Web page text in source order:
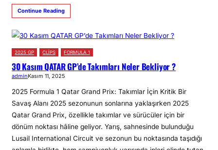
Continue Reading
2025 GP CLİPS FORMULA 1
30 Kasım QATAR GP’de Takımları Neler Bekliyor ?
adminKasım 11, 2025
2025 Formula 1 Qatar Grand Prix: Takımlar İçin Kritik Bir
Savaş Alanı 2025 sezonunun sonlarına yaklaşırken 2025
Qatar Grand Prix, özellikle takımlar ve sürücüler için bir
dönüm noktası hâline geliyor. Yarış, sahnesinde bulunduğu
Lusail International Circuit ve sezonun bu noktasında taşıdığı